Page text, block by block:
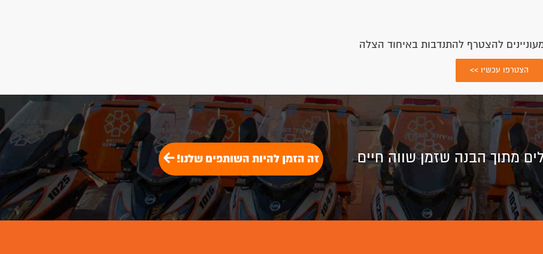
חדשות ועדכונים
ציוד רפואי
דפיברילטור וציוד נלווה
עזרה ראשונה והחייאה
קורסים מקוונים
ערכות ומבצעים מיוחדים
ציוד כיבוי אש
להתנדבות